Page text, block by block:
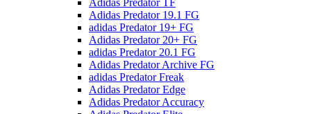
Adidas Predator TF
Adidas Predator 19.1 FG
adidas Predator 19+ FG
Adidas Predator 20+ FG
adidas Predator 20.1 FG
Adidas Predator Archive FG
adidas Predator Freak
Adidas Predator Edge
Adidas Predator Accuracy